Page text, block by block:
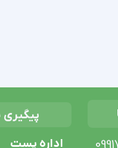
اداره پست